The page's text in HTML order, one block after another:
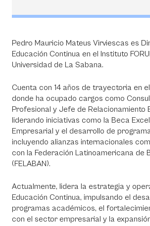
Pedro Mauricio Mateus Virviescas es
Educación Continua en el Instituto
Universidad de La Sabana.
Cuenta con 14 años de trayectoria en el
donde ha ocupado cargos como
Profesional y Jefe de Relacionamiento
liderando iniciativas como la Beca
Empresarial y el desarrollo de
incluyendo alianzas internacionales
con la Federación Latinoamericana de
(FELABAN).
Actualmente, lidera la estrategia y
Educación Continua, impulsando el
programas académicos, el
con el sector empresarial y la